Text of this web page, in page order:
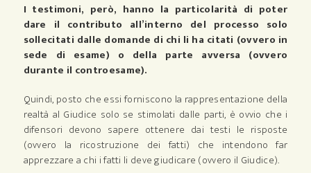
I testimoni, però, hanno la particolarità di poter
dare il contributo all’interno del processo solo
sollecitati dalle domande di chi li ha citati (ovvero in
sede di esame) o della parte avversa (ovvero
durante il controesame).
Quindi, posto che essi forniscono la rappresentazione della
realtà al Giudice solo se stimolati dalle parti, è ovvio che i
difensori devono sapere ottenere dai testi le risposte
(ovvero la ricostruzione dei fatti) che intendono far
apprezzare a chi i fatti li deve giudicare (ovvero il Giudice).